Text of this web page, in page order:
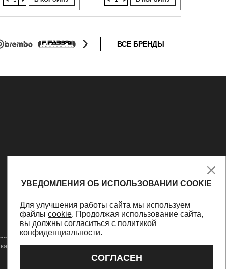
ВСЕ БРЕНДЫ
конфиденциальностиОфертаПерсональные данные
УВЕДОМЛЕНИЯ ОБ ИСПОЛЬЗОВАНИИ COOKIE
Для улучшения работы сайта мы используем
файлы cookie. Продолжая использование сайта,
вы должны согласиться с политикой
конфиденциальности.
СОГЛАСЕН